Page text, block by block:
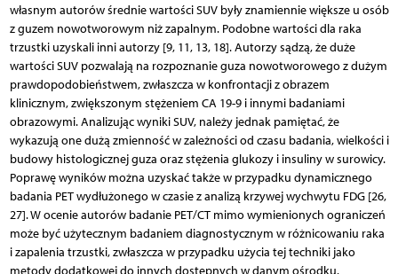
własnym autorów średnie wartości SUV były znamiennie większe u osób
z guzem nowotworowym niż zapalnym. Podobne wartości dla raka
trzustki uzyskali inni autorzy [9, 11, 13, 18]. Autorzy sądzą, że duże
wartości SUV pozwalają na rozpoznanie guza nowotworowego z dużym
prawdopodobieństwem, zwłaszcza w konfrontacji z obrazem
klinicznym, zwiększonym stężeniem CA 19-9 i innymi badaniami
obrazowymi. Analizując wyniki SUV, należy jednak pamiętać, że
wykazują one dużą zmienność w zależności od czasu badania, wielkości i
budowy histologicznej guza oraz stężenia glukozy i insuliny w surowicy.
Poprawę wyników można uzyskać także w przypadku dynamicznego
badania PET wydłużonego w czasie z analizą krzywej wychwytu FDG [26,
27]. W ocenie autorów badanie PET/CT mimo wymienionych ograniczeń
może być użytecznym badaniem diagnostycznym w różnicowaniu raka
i zapalenia trzustki, zwłaszcza w przypadku użycia tej techniki jako
metody dodatkowej do innych dostępnych w danym ośrodku.